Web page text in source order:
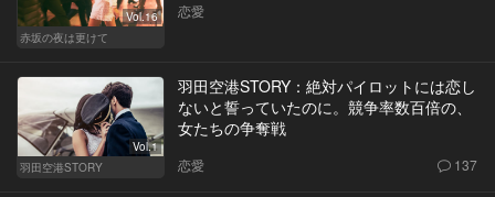
Vol.16
赤坂の夜は更けて
恋愛
Vol.1
羽田空港STORY
羽田空港STORY：絶対パイロットには恋し
ないと誓っていたのに。競争率数百倍の、
女たちの争奪戦
恋愛 137